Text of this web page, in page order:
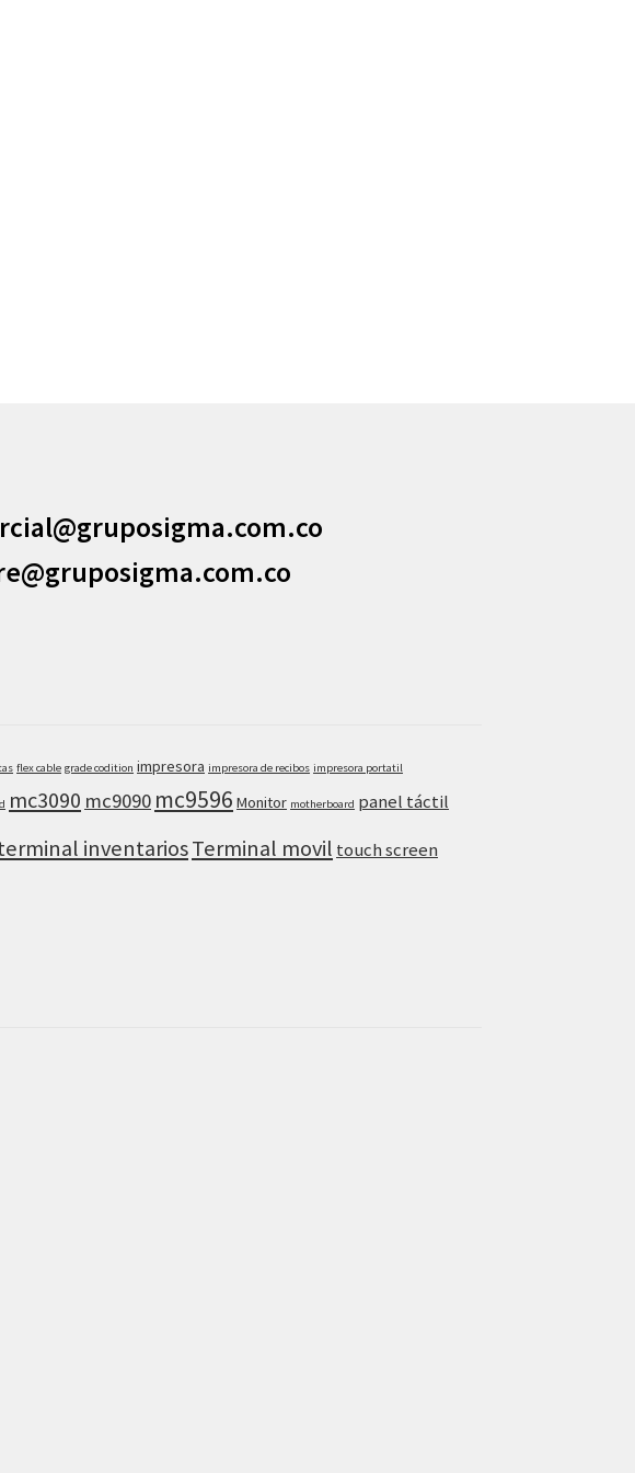
flex cable grade codition impresora impresora de recibos impresora portatil
mc3090 mc9090 mc9596 Monitor motherboard panel táctil
inventariosTerminal movil touch screen